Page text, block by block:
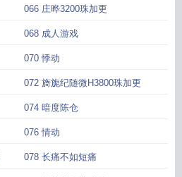
066 庄晔3200珠加更
068 成人游戏
070 悸动
072 旖旎纪随微H3800珠加更
074 暗度陈仓
076 情动
078 长痛不如短痛